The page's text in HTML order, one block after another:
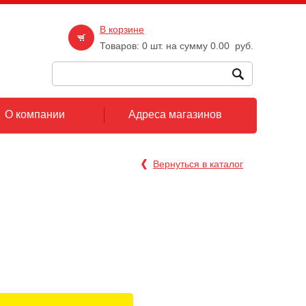
Вернуться в каталог
В корзине
Товаров: 0 шт. на сумму 0.00 руб.
О компании Адреса магазинов